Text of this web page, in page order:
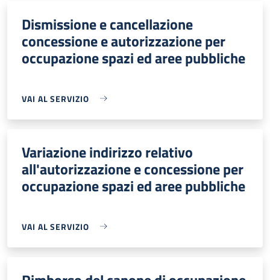
Dismissione e cancellazione
concessione e autorizzazione per
occupazione spazi ed aree pubbliche
VAI AL SERVIZIO
Variazione indirizzo relativo
all'autorizzazione e concessione per
occupazione spazi ed aree pubbliche
VAI AL SERVIZIO